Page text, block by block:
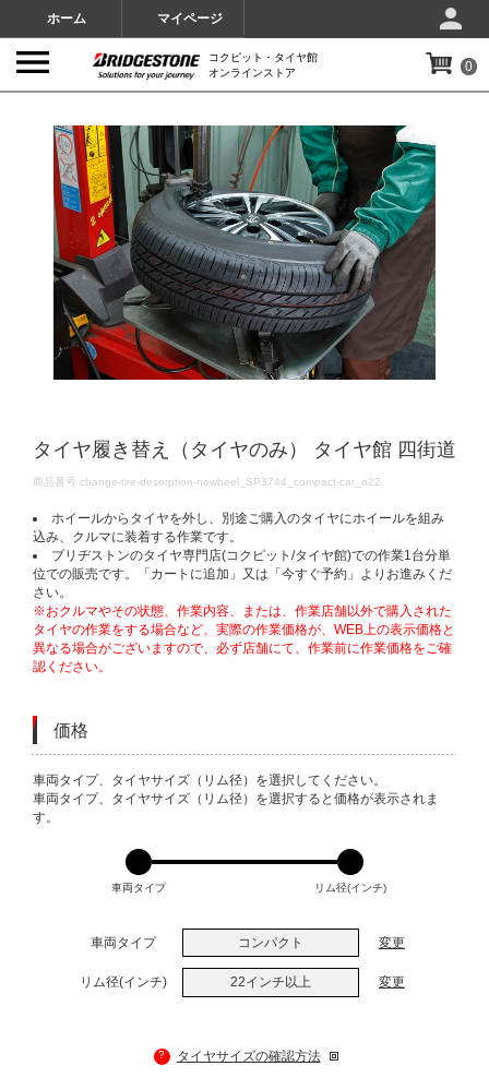
ホーム マイページ
コクピット・タイヤ館
オンラインストア
0
タイヤ履き替え（タイヤのみ） タイヤ館 四街道
DETAILS
商品番号 change-tire-desorption-nowheel_SP3744_compact-car_o22
ホイールからタイヤを外し、別途ご購入のタイヤにホイールを組み
込み、クルマに装着する作業です。
ブリヂストンのタイヤ専門店(コクピット/タイヤ館)での作業1台分単
位での販売です。「カートに追加」又は「今すぐ予約」よりお進みくだ
さい。
※おクルマやその状態、作業内容、または、作業店舗以外で購入された
タイヤの作業をする場合など、実際の作業価格が、WEB上の表示価格と
異なる場合がございますので、必ず店舗にて、作業前に作業価格をご確
認ください。
価格
VARIATIONS
車両タイプ、タイヤサイズ（リム径）を選択してください。
車両タイプ、タイヤサイズ（リム径）を選択すると価格が表示されま
す。
車両タイプ リム径(インチ)
車両タイプ コンパクト 変更
リム径(インチ) 22インチ以上 変更
? タイヤサイズの確認方法